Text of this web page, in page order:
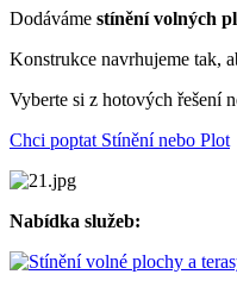
Dodáváme stínění volných
Konstrukce navrhujeme tak,
Vyberte si z hotových řešení
Chci poptat Stínění nebo Plot
Nabídka služeb: